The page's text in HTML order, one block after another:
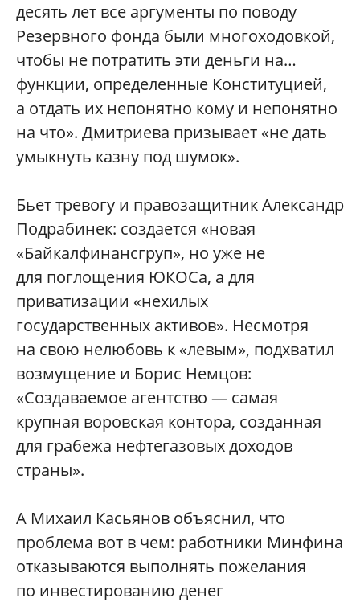
десять лет все аргументы по поводу
Резервного фонда были многоходовкой,
чтобы не потратить эти деньги на…
функции, определенные Конституцией,
а отдать их непонятно кому и непонятно
на что». Дмитриева призывает «не дать
умыкнуть казну под шумок».
Бьет тревогу и правозащитник Александр
Подрабинек: создается «новая
«Байкалфинансгруп», но уже не
для поглощения ЮКОСа, а для
приватизации «нехилых
государственных активов». Несмотря
на свою нелюбовь к «левым», подхватил
возмущение и Борис Немцов:
«Создаваемое агентство — самая
крупная воровская контора, созданная
для грабежа нефтегазовых доходов
страны».
А Михаил Касьянов объяснил, что
проблема вот в чем: работники Минфина
отказываются выполнять пожелания
по инвестированию денег